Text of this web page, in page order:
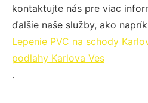
kontaktujte nás pre viac
ďalšie naše služby, ako
Lepenie PVC na schody
podlahy Karlova Ves
.